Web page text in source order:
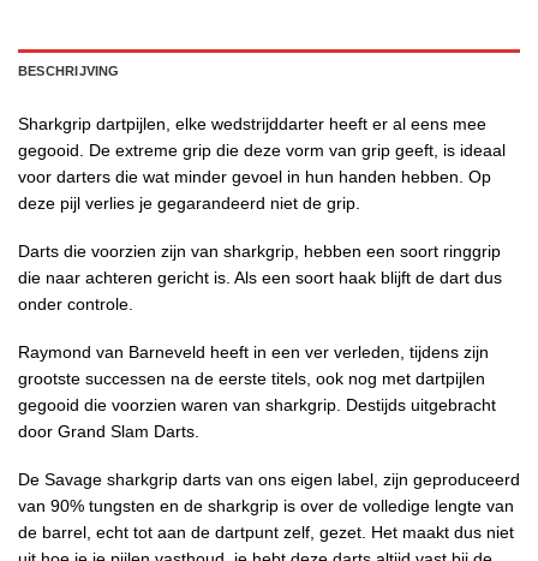
BESCHRIJVING
Sharkgrip dartpijlen, elke wedstrijddarter heeft er al eens mee
gegooid. De extreme grip die deze vorm van grip geeft, is ideaal
voor darters die wat minder gevoel in hun handen hebben. Op
deze pijl verlies je gegarandeerd niet de grip.
Darts die voorzien zijn van sharkgrip, hebben een soort ringgrip
die naar achteren gericht is. Als een soort haak blijft de dart dus
onder controle.
Raymond van Barneveld heeft in een ver verleden, tijdens zijn
grootste successen na de eerste titels, ook nog met dartpijlen
gegooid die voorzien waren van sharkgrip. Destijds uitgebracht
door Grand Slam Darts.
De Savage sharkgrip darts van ons eigen label, zijn geproduceerd
van 90% tungsten en de sharkgrip is over de volledige lengte van
de barrel, echt tot aan de dartpunt zelf, gezet. Het maakt dus niet